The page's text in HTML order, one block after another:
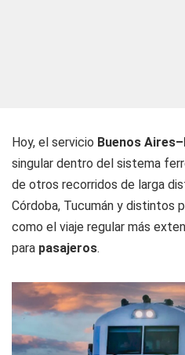
Hoy, el servicio Buenos
singular dentro del sistema
de otros recorridos de larga
Córdoba, Tucumán y distintos
como el viaje regular más
para pasajeros.